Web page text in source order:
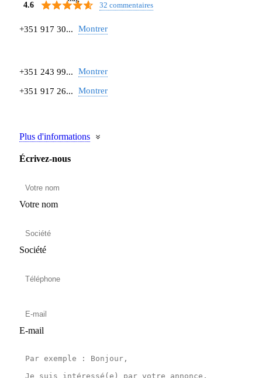
4.6 32 commentaires
+351 917 30... Montrer
+351 243 99... Montrer
+351 917 26... Montrer
Plus d'informations
Écrivez-nous
Votre nom
Société
E-mail